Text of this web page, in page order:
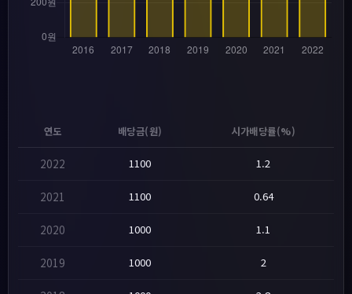
연도 배당금(원) 시가배당률(%)
2022 1100 1.2
2021 1100 0.64
2020 1000 1.1
2019 1000 2